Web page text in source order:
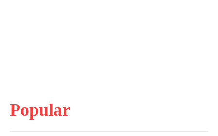
Popular